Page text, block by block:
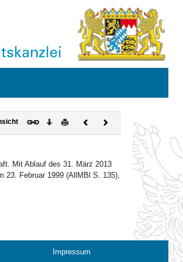
Download
DruckenVorherigesNächstes
Dokument
Mit Ablauf des 31. März 2013
23. Februar 1999 (AllMBl S. 135),
Impressum